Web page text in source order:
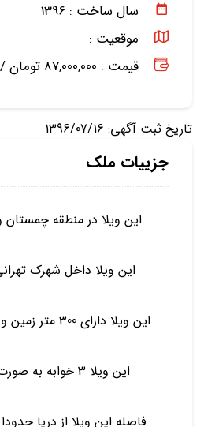
سال ساخت : 1396
موقعیت :
قیمت : 87,000,000 تومان /
تاریخ ثبت آگهی: 1396/07/16
جزییات ملک
این ویلا در منطقه
این ویلا داخل شهرک
این ویلا دارای 300 متر زمین و 160 متر بنا است
این ویلا 3 خوابه به صورت مستر است
فاصله این ویلا از دریا حدودا 6 کیلومتر است